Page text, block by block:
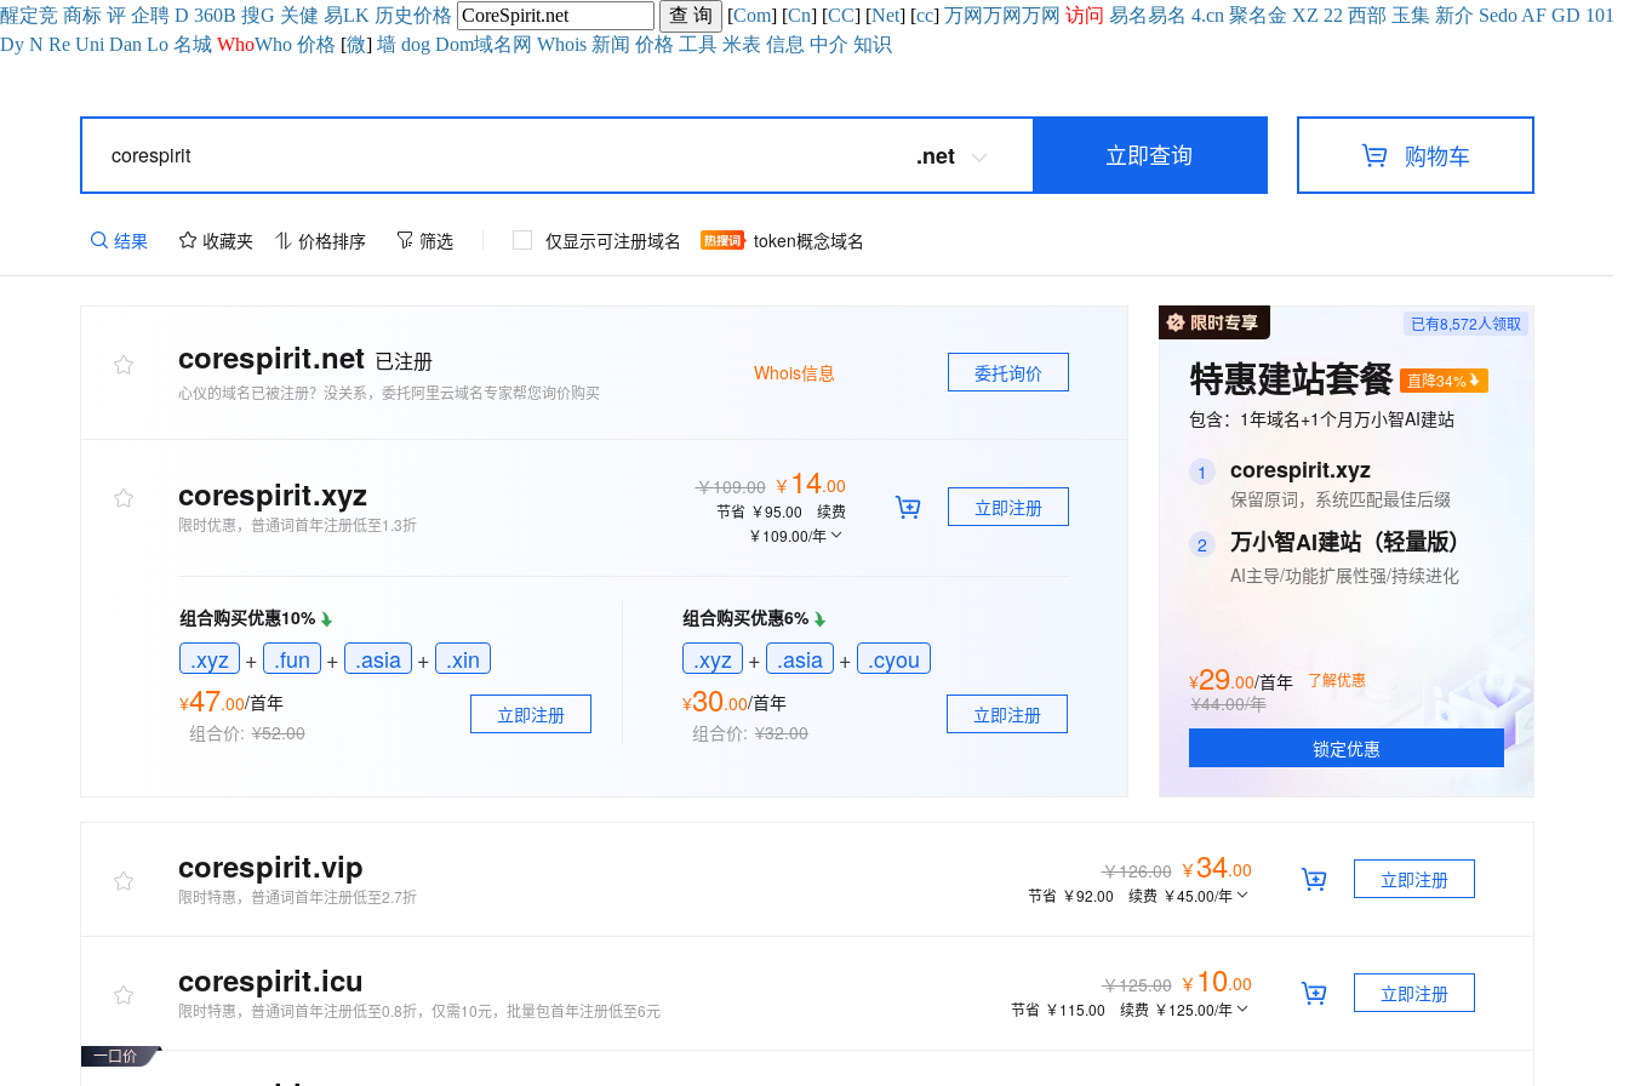
醒定竞 商标 评 企聘 D 360B 搜G 关健 易LK 历史价格 [Com] [Cn] [CC] [Net] [cc] 万网万网万网 访问 易名易名 4.cn 聚名金 XZ 22 西部 玉集 新介 Sedo AF GD 101
Dy N Re Uni Dan Lo 名城 WhoWho 价格 [微] 墙 dog Dom域名网 Whois 新闻 价格 工具 米表 信息 中介 知识